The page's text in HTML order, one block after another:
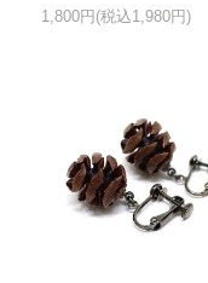
1,800円(税込1,980円)